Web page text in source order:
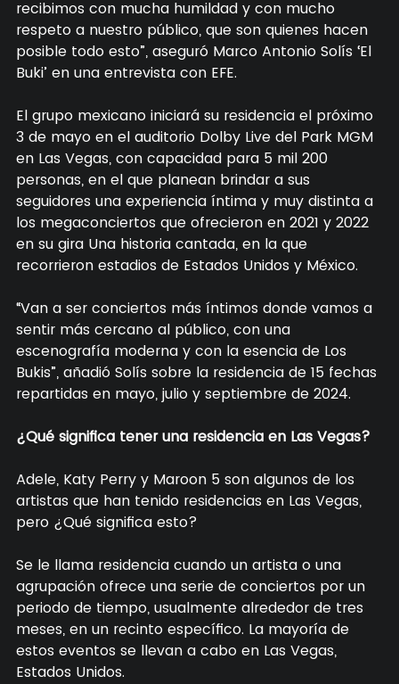
recibimos con mucha humildad y con mucho
respeto a nuestro público, que son quienes hacen
posible todo esto”, aseguró Marco Antonio Solís ‘El
Buki’ en una entrevista con EFE.
El grupo mexicano iniciará su residencia el próximo
3 de mayo en el auditorio Dolby Live del Park MGM
en Las Vegas, con capacidad para 5 mil 200
personas, en el que planean brindar a sus
seguidores una experiencia íntima y muy distinta a
los megaconciertos que ofrecieron en 2021 y 2022
en su gira Una historia cantada, en la que
recorrieron estadios de Estados Unidos y México.
“Van a ser conciertos más íntimos donde vamos a
sentir más cercano al público, con una
escenografía moderna y con la esencia de Los
Bukis”, añadió Solís sobre la residencia de 15 fechas
repartidas en mayo, julio y septiembre de 2024.
¿Qué significa tener una residencia en Las Vegas?
Adele, Katy Perry y Maroon 5 son algunos de los
artistas que han tenido residencias en Las Vegas,
pero ¿Qué significa esto?
Se le llama residencia cuando un artista o una
agrupación ofrece una serie de conciertos por un
periodo de tiempo, usualmente alrededor de tres
meses, en un recinto específico. La mayoría de
estos eventos se llevan a cabo en Las Vegas,
Estados Unidos.